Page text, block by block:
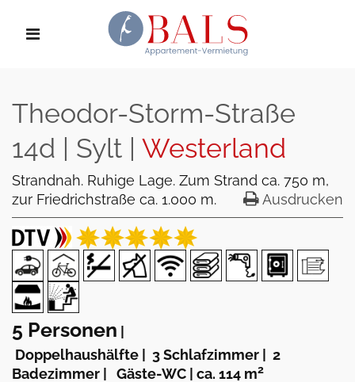
Theodor-Storm-Straße
14d | Sylt | Westerland
Strandnah. Ruhige Lage. Zum Strand ca. 750 m,
zur Friedrichstraße ca. 1.000 m.
Ausdrucken
5 Personen
Doppelhaushälfte
3 Schlafzimmer
2
Badezimmer
Gäste-WC ca. 114 m2